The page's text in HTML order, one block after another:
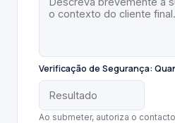
Verificação de Segurança:
Ao submeter, autoriza o